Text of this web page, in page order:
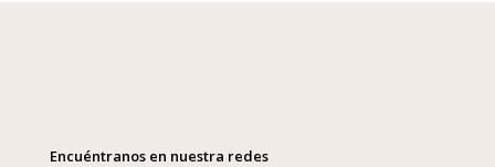
Encuéntranos en nuestra redes